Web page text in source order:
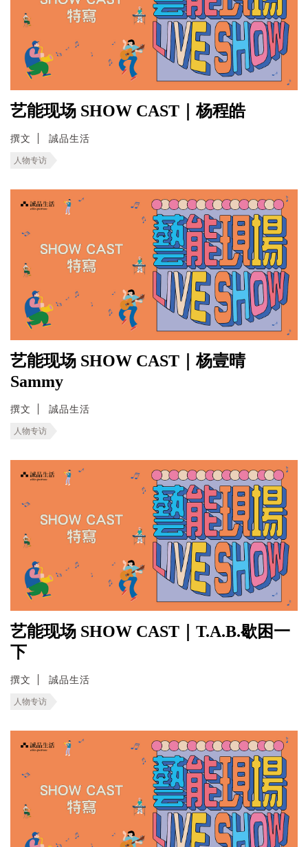
艺能现场 SHOW CAST｜杨程皓
撰文 誠品生活
人物专访
艺能现场 SHOW CAST｜杨壹晴
Sammy
撰文 誠品生活
人物专访
艺能现场 SHOW CAST｜T.A.B.歇困一
下
撰文 誠品生活
人物专访